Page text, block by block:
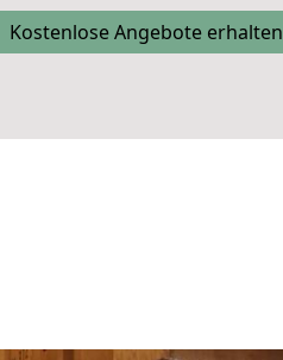
Kostenlose Angebote erhalten